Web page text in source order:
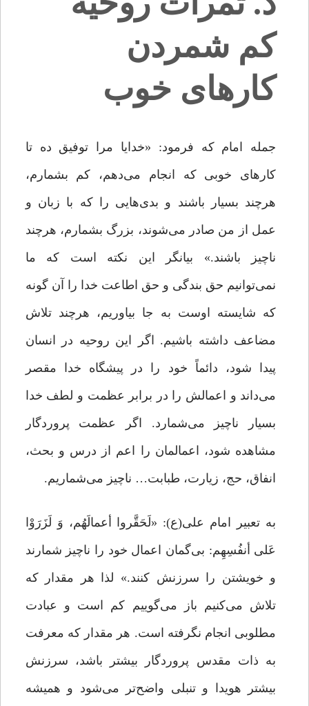
کم شمردن
کارهای خوب
جمله امام که فرمود: «خدایا مرا توفیق ده تا
کارهاى خوبى که انجام مى‌دهم، کم بشمارم،
هرچند بسیار باشند و بدى‌هایى را که با زبان و
عمل از من صادر مى‌شوند، بزرگ بشمارم، هرچند
ناچیز باشند.» بیانگر این نکته است که ما
نمی‌توانیم حق بندگی و حق اطاعت خدا را آن گونه
که شایسته اوست به جا بیاوریم، هرچند تلاش
مضاعف داشته باشیم. اگر این روحیه در انسان
پیدا شود، دائماً خود را در پیشگاه خدا مقصر
می‌داند و اعمالش را در برابر عظمت و لطف خدا
بسیار ناچیز می‌شمارد. اگر عظمت پروردگار
مشاهده شود، اعمالمان را اعم از درس و بحث،
انفاق، حج، زیارت، طبابت… ناچیز می‌شماریم.
به تعبیر امام علی(ع): «لَحَقَّروا أعمالَهُم، وَ لَزَرَوْا
عَلى أنفُسِهِم: بى‌گمان اعمال خود را ناچیز شمارند
و خویشتن را سرزنش کنند.» لذا هر مقدار که
تلاش می‌کنیم باز می‌گوییم کم است و عبادت
مطلوبی انجام نگرفته است. هر مقدار که معرفت
به ذات مقدس پروردگار بیشتر باشد، سرزنش
بیشتر هویدا و تنبلی واضح‌تر می‌شود و همیشه